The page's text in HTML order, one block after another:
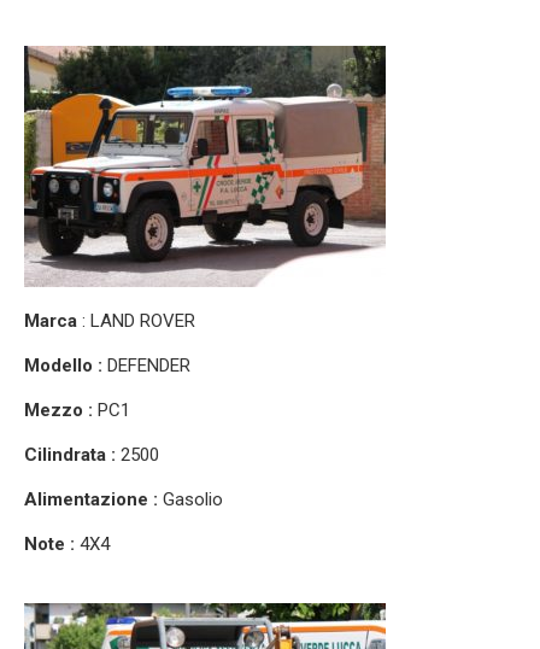
Marca : LAND ROVER
Modello : DEFENDER
Mezzo : PC1
Cilindrata : 2500
Alimentazione : Gasolio
Note : 4X4